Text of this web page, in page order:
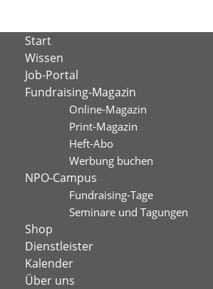
springen
Start
Wissen
Job-Portal
Fundraising-Magazin
Online-Magazin
Print-Magazin
Heft-Abo
Werbung buchen
NPO-Campus
Fundraising-Tage
Seminare und Tagungen
Shop
Dienstleister
Kalender
Über uns